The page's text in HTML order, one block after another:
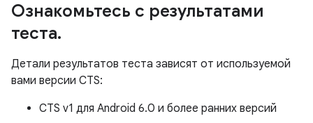
Ознакомьтесь с результатами
теста.
Детали результатов теста зависят от используемой
вами версии CTS:
CTS v1 для Android 6.0 и более ранних версий